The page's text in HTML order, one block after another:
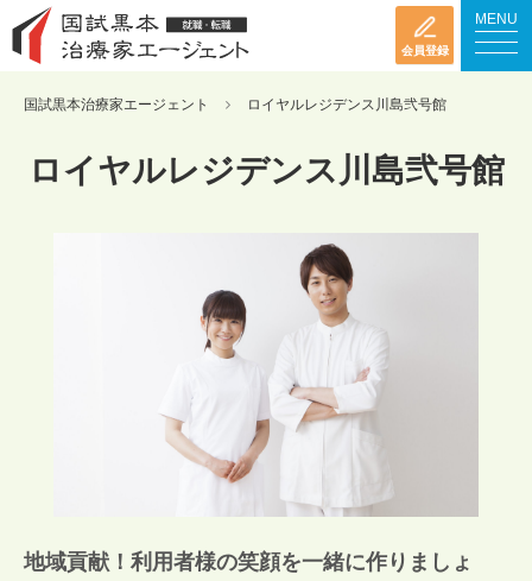
会員登録
MENU
国試黒本治療家エージェント ロイヤルレジデンス川島弐号館
ロイヤルレジデンス川島弐号館
地域貢献！利用者様の笑顔を一緒に作りましょ